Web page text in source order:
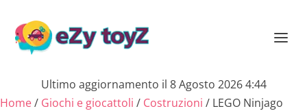
Ultimo aggiornamento il 8 Agosto 2026 4:44
Home/ Giochi e giocattoli / Costruzioni / LEGO Ninjago